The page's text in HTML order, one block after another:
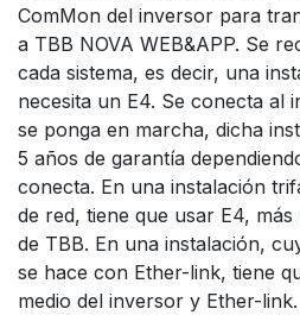
ComMon del inversor para
a TBB NOVA WEB&APP. Se
cada sistema, es decir, una
necesita un E4. Se conecta al
se ponga en marcha, dicha
5 años de garantía
conecta. En una instalación
de red, tiene que usar E4,
de TBB. En una instalación,
se hace con Ether-link, tiene
medio del inversor y Ether-